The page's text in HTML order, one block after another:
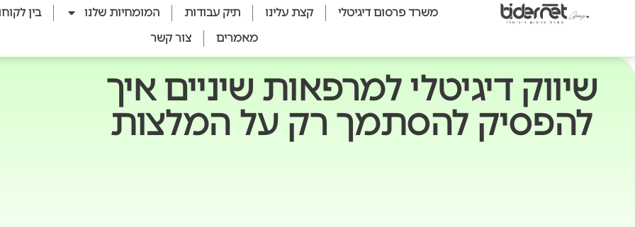
משרד פרסום דיגיטלי קצת עלינו תיק עבודות המומחיות שלנו
בין
מאמרים
צור קשר
שיווק דיגיטלי למרפאות שיניים איך
להפסיק להסתמך רק על המלצות